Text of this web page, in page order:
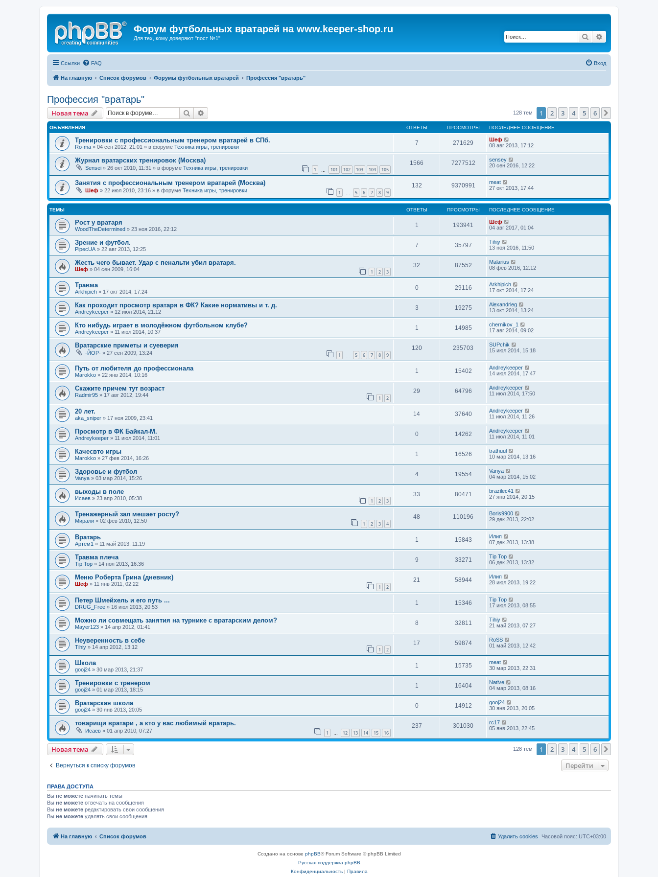
Форум футбольных вратарей на www.keeper-shop.ru
Для тех, кому доверяют "пост №1" Поиск
Ссылки FAQ Вход
На главную Список форумов Форумы футбольных вратарей Профессия "вратарь"
Профессия "вратарь"
Новая тема Поиск 128 тем 1 2 3 4 5 6
ОБЪЯВЛЕНИЯ ОТВЕТЫ ПРОСМОТРЫ ПОСЛЕДНЕЕ СООБЩЕНИЕ
Тренировки с профессиональным тренером вратарей в СПб.
Ro-ma » 04 сен 2012, 21:01 » в форуме Техника игры, тренировки
7 271629
Шеф
08 авг 2013, 17:12
Журнал вратарских тренировок (Москва)
Sensei » 26 окт 2010, 11:31 » в форуме Техника игры, тренировки 1 101 102 103 104 105
1566 7277512
sensey
20 сен 2016, 12:22
Занятия с профессиональным тренером вратарей (Москва)
Шеф » 22 июл 2010, 23:16 » в форуме Техника игры, тренировки 1 … 5 6 7 8 9
132 9370991
meat
27 окт 2013, 17:44
ТЕМЫ ОТВЕТЫ ПРОСМОТРЫ ПОСЛЕДНЕЕ СООБЩЕНИЕ
Рост у вратаря
WoodTheDetermined » 23 ноя 2016, 22:12
1 193941
Шеф
04 авг 2017, 01:04
Зрение и футбол.
PipecUA » 22 авг 2013, 12:25
7 35797
Tihiy
13 ноя 2016, 11:50
Жесть чего бывает. Удар с пенальти убил вратаря.
Шеф » 04 сен 2009, 16:04 1 2 3
32 87552
Malarius
08 фев 2016, 12:12
Травма
Arkhipich » 17 окт 2014, 17:24
0 29116
Arkhipich
17 окт 2014, 17:24
Как проходит просмотр вратаря в ФК? Какие нормативы и т. д.
Andreykeeper » 12 июл 2014, 21:12
3 19275
Alexandrleg
13 окт 2014, 13:24
Кто нибудь играет в молодёжном футбольном клубе?
Andreykeeper » 11 июл 2014, 10:37
1 14985
chernikov_1
17 авг 2014, 09:02
Вратарские приметы и суеверия
-ЙОР- » 27 сен 2009, 13:24 1 5 6 7 8 9
120 235703
SUPchik
15 июл 2014, 15:18
Путь от любителя до профессионала
Marokko » 22 янв 2014, 10:16
1 15402
Andreykeeper
14 июл 2014, 17:47
Скажите причем тут возраст
Radmir95 » 17 авг 2012, 19:44 1 2
29 64796
Andreykeeper
11 июл 2014, 17:50
20 лет.
aka_sniper » 17 ноя 2009, 23:41
14 37640
Andreykeeper
11 июл 2014, 11:26
Просмотр в ФК Байкал-М.
Andreykeeper » 11 июл 2014, 11:01
0 14262
Andreykeeper
11 июл 2014, 11:01
Качесвто игры
Marokko » 27 фев 2014, 16:26
1 16526
trathuul
10 мар 2014, 13:16
Здоровье и футбол
Vanya » 03 мар 2014, 15:26
4 19554
Vanya
04 мар 2014, 15:02
выходы в поле
Исаев » 23 апр 2010, 05:38 1 2 3
33 80471
brazilec41
27 янв 2014, 20:15
Тренажерный зал мешает росту?
Мирали » 02 фев 2010, 12:50 1 2 3 4
48 110196
Boris9900
29 дек 2013, 22:02
Вратарь
Артём1 » 11 май 2013, 11:19
1 15843
Илип
07 дек 2013, 13:38
Травма плеча
Tip Top » 14 ноя 2013, 16:36
9 33271
Tip Top
06 дек 2013, 13:32
Меню Роберта Грина (дневник)
Шеф » 11 янв 2011, 02:22 1 2
21 58944
Илип
28 июл 2013, 19:22
Петер Шмейхель и его путь ...
DRUG_Free » 16 июл 2013, 20:53
1 15346
Tip Top
17 июл 2013, 08:55
Можно ли совмещать занятия на турнике с вратарским делом?
Mayer123 » 14 апр 2012, 01:41
8 32811
Tihiy
21 май 2013, 07:27
Неуверенность в себе
Tihiy » 14 апр 2012, 13:12 1 2
17 59874
RoSS
01 май 2013, 12:42
Школа
gooj24 » 30 мар 2013, 21:37
1 15735
meat
30 мар 2013, 22:31
Тренировки с тренером
gooj24 » 01 мар 2013, 18:15
1 16404
Native
04 мар 2013, 08:16
Вратарская школа
gooj24 » 30 янв 2013, 20:05
0 14912
gooj24
30 янв 2013, 20:05
товарищи вратари , а кто у вас любимый вратарь.
Исаев » 01 апр 2010, 07:27 1 … 12 13 14 15 16
237 301030
rc17
05 янв 2013, 22:45
Новая тема 128 тем 1 2 3 4 5 6
Вернуться к списку форумов Перейти
ПРАВА ДОСТУПА
Вы не можете начинать темы
Вы не можете отвечать на сообщения
Вы не можете редактировать свои сообщения
Вы не можете удалять свои сообщения
На главную Список форумов Часовой пояс: UTC+03:00
Удалить cookies
Создано на основе phpBB® Forum Software © phpBB Limited
Русская поддержка phpBB
Конфиденциальность| Правила